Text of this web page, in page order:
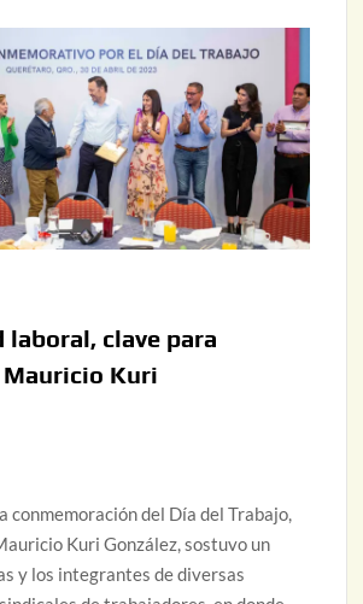
laboral, clave para
Kuri
conmemoración del Día del Trabajo,
Kuri González, sostuvo un
y los integrantes de diversas